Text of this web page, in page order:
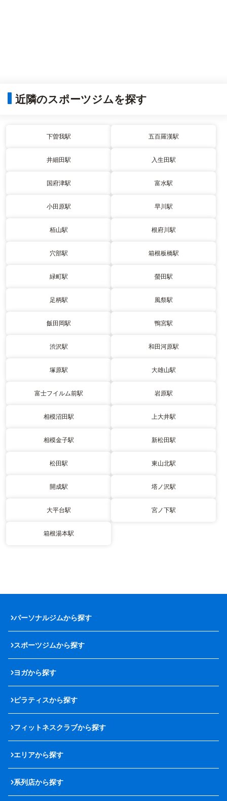
近隣のスポーツジムを探す
下曽我駅 五百羅漢駅
井細田駅 入生田駅
国府津駅 富水駅
小田原駅 早川駅
栢山駅 根府川駅
穴部駅 箱根板橋駅
緑町駅 螢田駅
足柄駅 風祭駅
飯田岡駅 鴨宮駅
渋沢駅 和田河原駅
塚原駅 大雄山駅
富士フイルム前駅 岩原駅
相模沼田駅 上大井駅
相模金子駅 新松田駅
松田駅 東山北駅
開成駅 塔ノ沢駅
大平台駅 宮ノ下駅
箱根湯本駅
パーソナルジムから探す
スポーツジムから探す
ヨガから探す
ピラティスから探す
フィットネスクラブから探す
エリアから探す
系列店から探す